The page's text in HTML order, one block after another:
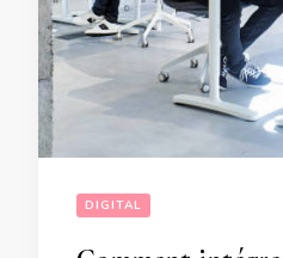
DIGITAL